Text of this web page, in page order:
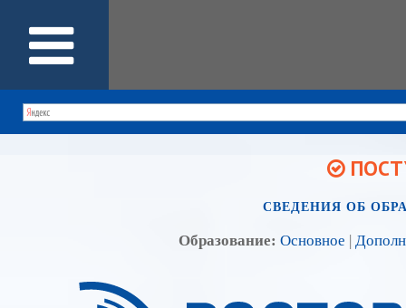
СВЕДЕНИЯ ОБ
Образование: Основное |